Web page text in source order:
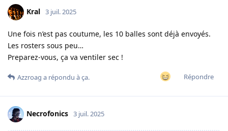
Kral 3 juil. 2025
Une fois n’est pas coutume, les 10 balles sont déjà envoyés.
Les rosters sous peu…
Preparez-vous, ça va ventiler sec !
Répondre
Azzroag a répondu à ça.
Necrofonics 3 juil. 2025